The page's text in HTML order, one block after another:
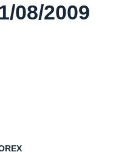
08/2009